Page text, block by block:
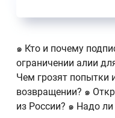
๑ Кто и почему
ограничении алии
Чем грозят попытки
возвращении? ๑
из России? ๑ Надо